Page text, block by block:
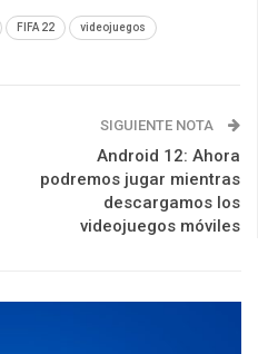
FIFA 22 videojuegos
SIGUIENTE NOTA
Android 12: Ahora
podremos jugar mientras
descargamos los
videojuegos móviles